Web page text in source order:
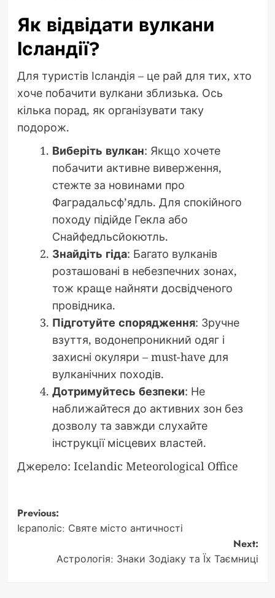
Як відвідати вулкани
Ісландії?
Для туристів Ісландія – це рай для тих, хто
хоче побачити вулкани зблизька. Ось
кілька порад, як організувати таку
подорож.
Виберіть вулкан: Якщо хочете
побачити активне виверження,
стежте за новинами про
Фаградальсф’ядль. Для спокійного
походу підійде Гекла або
Снайфедльсйокютль.
Знайдіть гіда: Багато вулканів
розташовані в небезпечних зонах,
тож краще найняти досвідченого
провідника.
Підготуйте спорядження: Зручне
взуття, водонепроникний одяг і
захисні окуляри – must-have для
вулканічних походів.
Дотримуйтесь безпеки: Не
наближайтеся до активних зон без
дозволу та завжди слухайте
інструкції місцевих властей.
Джерело: Icelandic Meteorological Office
Post
navigation
Previous:
Ієраполіс: Святе місто античності
Next:
Астрологія: Знаки Зодіаку та Їх Таємниці